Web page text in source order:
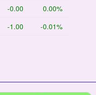
-0.00 0.00%
-1.00 -0.01%